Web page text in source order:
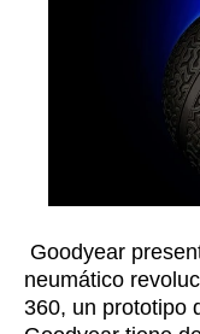
Goodyear
neumático
360, un prototipo